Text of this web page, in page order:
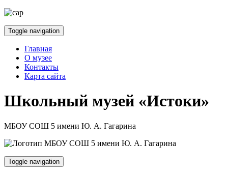
Toggle navigation
Главная
О музее
Контакты
Карта сайта
Школьный музей «Истоки»
МБОУ СОШ 5 имени Ю. А. Гагарина
Toggle navigation